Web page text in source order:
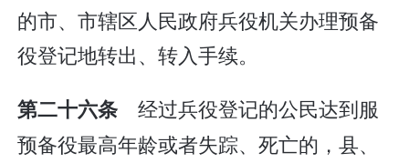
的市、市辖区人民政府兵役机关办理预备
役登记地转出、转入手续。
第二十六条经过兵役登记的公民达到服
预备役最高年龄或者失踪、死亡的，县、